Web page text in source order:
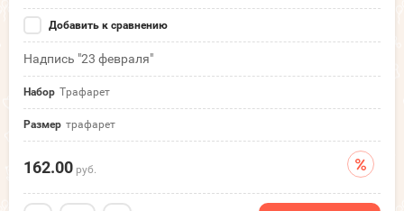
Добавить к сравнению
Надпись "23 февраля"
Набор Трафарет
Размер трафарет
162.00 руб.